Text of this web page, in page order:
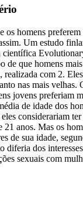
os homens
Um estudo
científica
de que homens
realizada com 2.
nas mais velhas.
jovens preferiam
de idade dos
considerariam
21 anos. Mas os
de sua idade,
diferia dos
sexuais com